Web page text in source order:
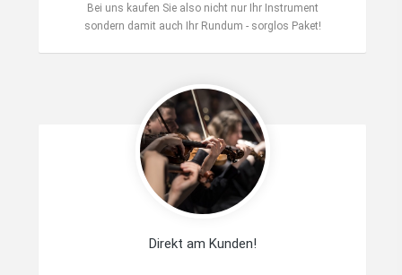
Bei uns kaufen Sie also nicht nur Ihr Instrument
sondern damit auch Ihr Rundum - sorglos Paket!
Direkt am Kunden!